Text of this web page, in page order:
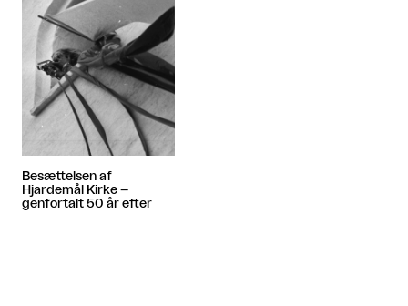
Besættelsen af
Hjardemål Kirke –
genfortalt 50 år efter